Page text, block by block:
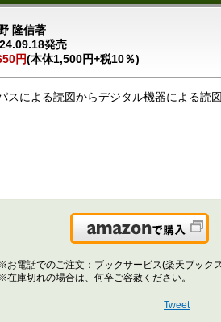
隆信著
発売
円(本体1,500円+税10％)
スによる読図からデジタル機器による読
お電話でのご注文：ブックサービス(楽天ブック
在庫切れの場合は、何卒ご容赦ください。
Tweet